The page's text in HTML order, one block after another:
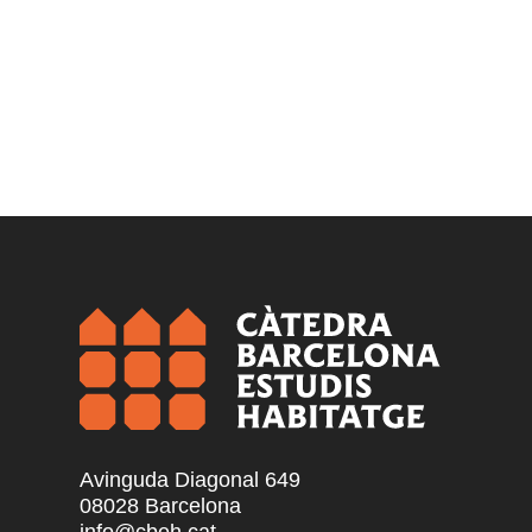
Avinguda Diagonal 649
08028 Barcelona